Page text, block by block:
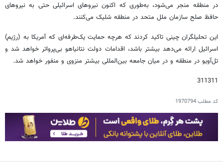
در منطقه منجر می‌شود، به‌طوری که اکنون نیروهای اسرائیلی حتی به نیروهای
حافظ صلح سازمان ملل متحد در منطقه شلیک می‌کنند.
این تحلیلگران چینی تاکید کردند که هرچه حمایت یک‌طرفه‌ای که آمریکا به (رژیم)
اسرائیل ارائه می‌دهد بیشتر باشد، اقدامات دولت نتانیاهو بی‌پرواتر خواهد شد و
تل‌آویو در منطقه و در میان جامعه بین‌المللی بیشتر منزوی و منفور خواهد شد.
311311
کد مطلب1970794